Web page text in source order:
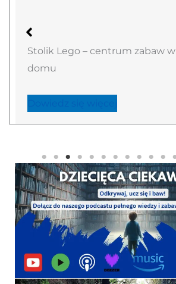
Stolik Lego – centrum zabaw
domu